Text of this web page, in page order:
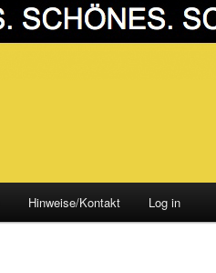
Hinweise/Kontakt Log in